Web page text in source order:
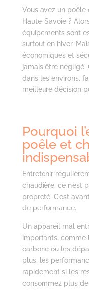
Vous avez un poêle
Haute-Savoie ?
équipements sont
surtout en hiver.
économiques et
jamais être négligé.
dans les environs,
meilleure décision
Pourquoi
poêle et
Entretenir
chaudière, ce n’est
propreté. C’est
de performance.
Un appareil mal
importants, comme
carbone ou les
plus, les
rapidement si les
consommez plus